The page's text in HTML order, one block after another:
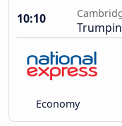
10:10
Economy